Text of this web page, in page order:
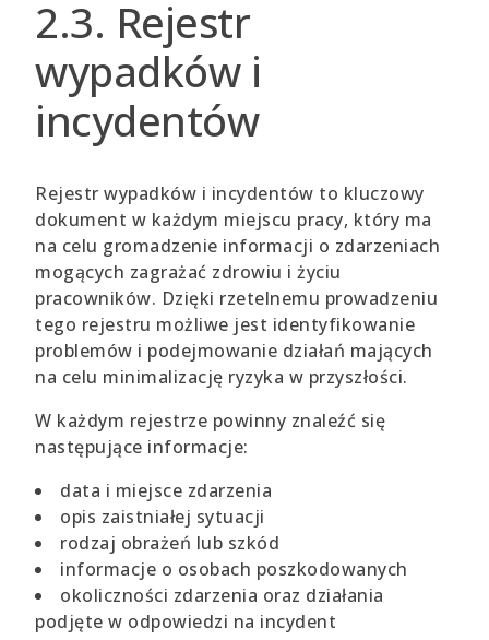
2.3. Rejestr
wypadków i
incydentów
Rejestr wypadków i incydentów to kluczowy
dokument w każdym miejscu pracy, który ma
na celu gromadzenie informacji o zdarzeniach
mogących zagrażać zdrowiu i życiu
pracowników. Dzięki rzetelnemu prowadzeniu
tego rejestru możliwe jest identyfikowanie
problemów i podejmowanie działań mających
na celu minimalizację ryzyka w przyszłości.
W każdym rejestrze powinny znaleźć się
następujące informacje:
data i miejsce zdarzenia
opis zaistniałej sytuacji
rodzaj obrażeń lub szkód
informacje o osobach poszkodowanych
okoliczności zdarzenia oraz działania
podjęte w odpowiedzi na incydent